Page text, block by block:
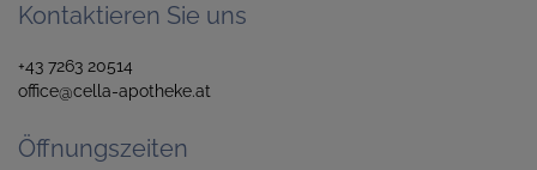
Kontaktieren Sie uns
+43 7263 20514
office@cella-apotheke.at
Öffnungszeiten